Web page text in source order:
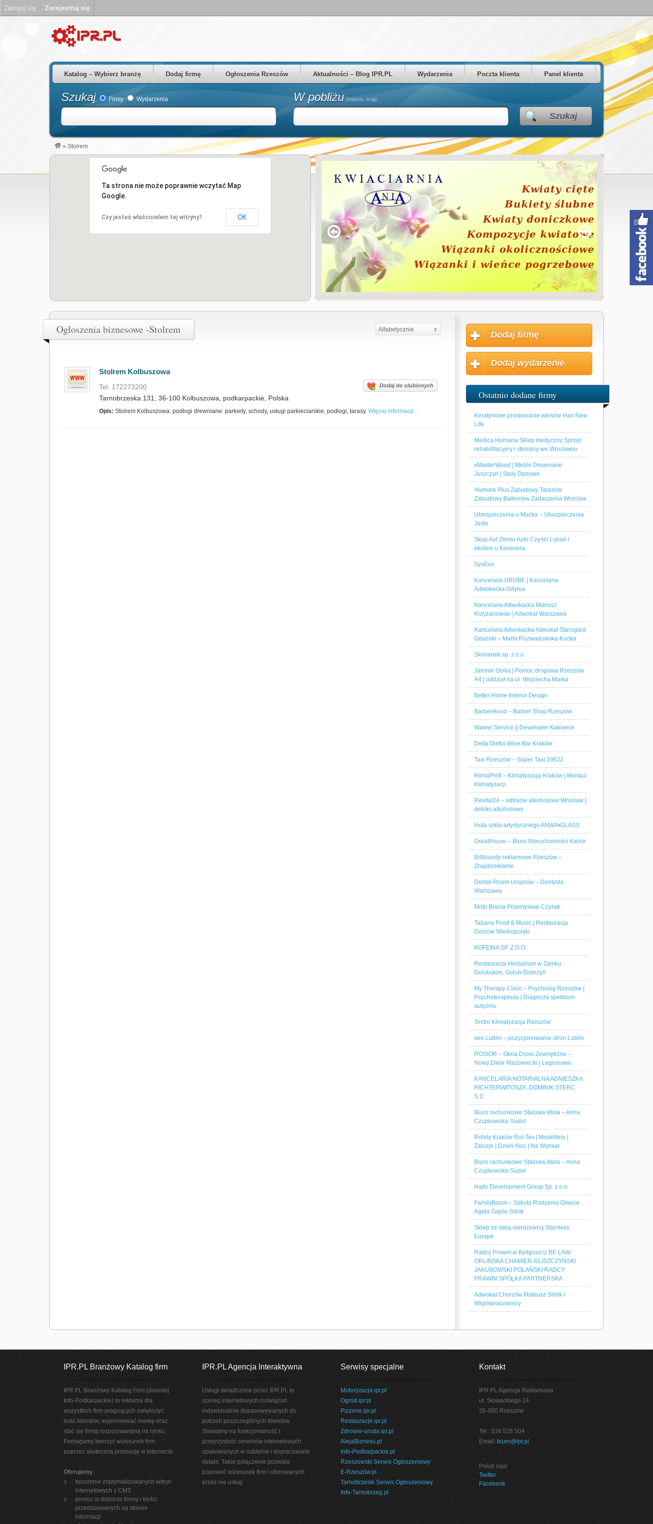
Katalog – Wybierz branżę Dodaj firmę Ogłoszenia Rzeszów Aktualności – Blog IPR.PL Wydarzenia Poczta klienta Panel klienta
Szukaj Firmy Wydarzenia W pobliżu (miasto, kraj)
Szukaj
» Stolrem
Ta strona nie może poprawnie wczytać Map
Google.
Czy jesteś właścicielem tej witryny? OK
Ogłoszenia biznesowe -Stolrem Alfabetycznie
Stolrem Kolbuszowa
Dodaj do ulubionych
Tel. 172273200
Tarnobrzeska 131, 36-100 Kolbuszowa, podkarpackie, Polska
Opis: Stolrem Kolbuszowa: podłogi drewniane: parkiety, schody, usługi parkieciarskie, podłogi, tarasy. Więcej informacji...
Dodaj firmę
Dodaj wydarzenie
Ostatnio dodane firmy
Keratynowe prostowanie włosów Hair New
Life
Medica Humana Sklep medyczny Sprzęt
rehabilitacyjny i stomijny we Wrocławiu
xMasterWood | Meble Drewniane
Juszczyn | Stoły Dębowe
Alumark Plus Zabudowy Tarasów
Zabudowy Balkonów Zadaszenia Wrocław
Ubezpieczenia u Maćka – Ubezpieczenia
Jasło
Skup Aut Złomu Auto Części Lubań i
okolice u Konesera
SysEvo
Kancelaria GRUBE | Kancelaria
Adwokacka Gdynia
Kancelaria Adwokacka Mariusz
Krzyżanowski | Adwokat Warszawa
Kancelaria Adwokacka Adwokat Starogard
Gdański – Marta Rozwadowska-Kucka
Skrivanek sp. z o.o.
Jaromir Osika | Pomoc drogowa Rzeszów
A4 | oddział na ul. Wojciecha Marka
Better Home Interior Design
BarberHood – Barber Shop Rzeszów
Wawel Service || Deweloper Katowice
Delta Dietla Wine Bar Kraków
Taxi Rzeszów – Super Taxi 19622
KlimaProfi – Klimatyzacja Kraków | Montaż
Klimatyzacji
Revital24 – odtrucie alkoholowe Wrocław |
detoks alkoholowy
Huta szkła artystycznego ANWA•GLASS
GreatHouse – Biuro Nieruchomości Kielce
Billboardy reklamowe Rzeszów –
Znajdzreklame
Dental Room Ursynów – Dentysta
Warszawa
Moto Bracia Przemysław Czyżak
Tabana Food & Music | Restauracja
Gorzów Wielkopolski
KOFEINA SP. Z O.O.
Restauracja Herbarium w Zamku
Golubskim, Golub-Dobrzyń
My Therapy Clinic – Psycholog Rzeszów |
Psychoterapeuta | Diagnoza spektrum
autyzmu
Tectro Klimatyzacja Rzeszów
seo Lublin – pozycjonowanie stron Lublin
ROSIOR – Okna Drzwi Zewnętrzne –
Nowy Dwór Mazowiecki | Legionowo
KANCELARIA NOTARIALNA AGNIESZKA
RICHTERWITOSZA, DOMINIK STERC
S.C.
Biuro rachunkowe Stalowa Wola – Anna
Czupkowska-Sudoł
Rolety Kraków Rol-Tex | Moskitiery |
Żaluzje | Dzień-Noc | Na Wymiar
Biuro rachunkowe Stalowa Wola – Anna
Czupkowska-Sudoł
Hajto Development Group Sp. z o.o.
FamilyBoom – Szkoła Rodzenia Gliwice
Agata Gajda-Sitnik
Sklep ze stalą nierdzewną Stainless
Europe
Radcy Prawni w Bydgoszcz BE LAW.
ORLIŃSKA CHAMIER-GLISZCZYŃSKI
JAKUBOWSKI POLAŃSKI RADCY
PRAWNI SPÓŁKA PARTNERSKA
Adwokat Chorzów Mateusz Sitnik i
Współpracownicy
IPR.PL Branżowy Katalog firm
IPR.PL Branżowy Katalog Firm (dawniej
Info-Podkarpackie) to reklama dla
wszystkich firm pragnących zwiększyć
ilość klientów, wypromować markę oraz
stać się firmą rozpoznawalną na rynku.
Pomagamy tworzyć wizerunek firm
poprzez skuteczną promocję w Internecie.
Oferujemy:
tworzenie zoptymalizowanych witryn
internetowych z CMS
pomoc w doborze formy i treści
przedstawianych na stronie
informacji
IPR.PL Agencja Interaktywna
Usługi świadczone przez IPR.PL to
szereg internetowych rozwiązań
indywidualnie dopasowywanych do
potrzeb poszczególnych klientów.
Stawiamy na funkcjonalność i
przejrzystość serwisów internetowych
opakowanych w subtelne i dopracowane
detale. Takie połączenie pozwala
poprawić wizerunek firm i oferowanych
przez nie usług.
Serwisy specjalne
Motoryzacja.ipr.pl
Ogród.ipr.pl
Pizzerie.ipr.pl
Restauracje.ipr.pl
Zdrowie-uroda.ipr.pl
AlejaBiznesu.pl
Info-Podkarpackie.pl
Rzeszowski Serwis Ogłoszeniowy
E-Rzeszów.pl
Tarnobrzeski Serwis Ogłoszeniowy
Info-Tarnobrzeg.pl
Kontakt
IPR.PL Agencja Reklamowa
ul. Słowackiego 24
35-060 Rzeszów
Tel.: 516 526 504
Email: biuro@ipr.pl
Polub nas!
Twitter
Facebook
Zaloguj się Zarejestruj się